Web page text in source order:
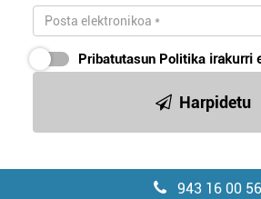
Pribatutasun Politika irakurri
Harpidetu
943 16 00 56